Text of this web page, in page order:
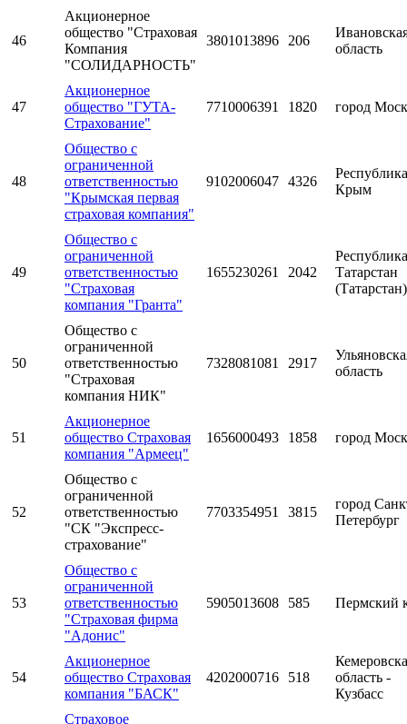
46
Акционерное
общество "Страховая
Компания
"СОЛИДАРНОСТЬ"
3801013896 206
область
47
Акционерное
общество "ГУТА-
Страхование"
7710006391 1820 город
48
Общество с
ограниченной
ответственностью
"Крымская первая
страховая компания"
9102006047 4326
Республика
Крым
49
Общество с
ограниченной
ответственностью
"Страховая
компания "Гранта"
1655230261 2042
Республика
Татарстан
(Татарстан)
50
Общество с
ограниченной
ответственностью
"Страховая
компания НИК"
7328081081 2917
область
51
Акционерное
общество Страховая
компания "Армеец"
1656000493 1858 город
52
Общество с
ограниченной
ответственностью
"СК "Экспресс-
страхование"
7703354951 3815
город
Петербург
53
Общество с
ограниченной
ответственностью
"Страховая фирма
"Адонис"
5905013608 585 Пермский
54
Акционерное
общество Страховая
компания "БАСК"
4202000716 518
область -
Кузбасс
Страховое